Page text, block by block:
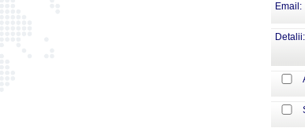
Email:
Detalii: